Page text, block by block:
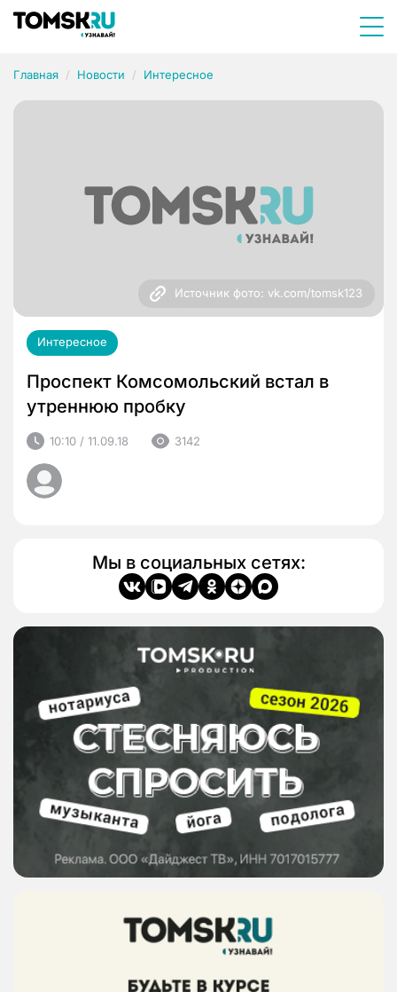
Главная Новости Интересное
Источник фото: vk.com/tomsk123
Интересное
Проспект Комсомольский встал в
утреннюю пробку
10:10 / 11.09.18 3142
Мы в социальных сетях: